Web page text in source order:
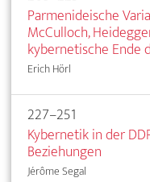
Parmenideische
McCulloch,
kybernetische Ende
Erich Hörl
227–251
Kybernetik in der
Beziehungen
Jérôme Segal